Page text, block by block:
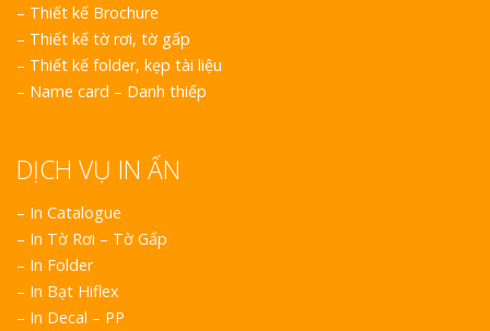
– Thiết kế Brochure
– Thiết kế tờ rơi, tờ gấp
– Thiết kế folder, kẹp tài liệu
– Name card – Danh thiếp
DỊCH VỤ IN ẤN
– In Catalogue
– In Tờ Rơi – Tờ Gấp
– In Folder
– In Bạt Hiflex
– In Decal – PP